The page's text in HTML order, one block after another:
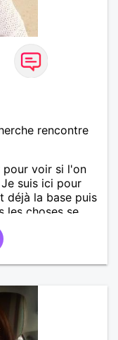
rencontre
pour voir si l'on
suis ici pour
déjà la base puis
les choses se